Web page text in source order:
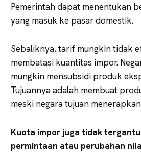
Pemerintah dapat menentukan
yang masuk ke pasar domestik.
Sebaliknya, tarif mungkin tidak
membatasi kuantitas impor.
mungkin mensubsidi produk
Tujuannya adalah membuat
meski negara tujuan
Kuota impor juga tidak
permintaan atau perubahan